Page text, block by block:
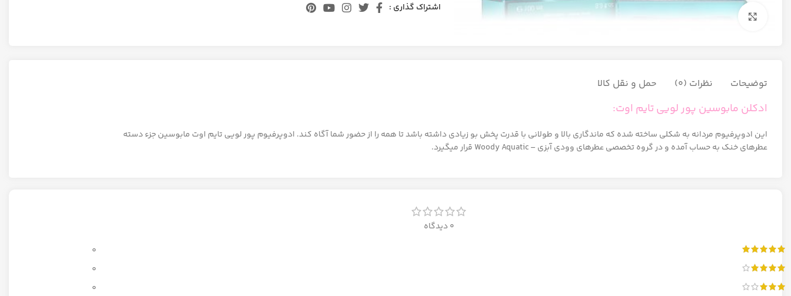
برای بزرگنمایی کلیک کنید
اشتراک گذاری :
توضیحات نظرات (0) حمل و نقل کالا
ادکلن مابوسین پور لویی تایم اوت:
این ادوپرفیوم مردانه به شکلی ساخته شده که ماندگاری بالا و طولانی با قدرت پخش بو زیادی داشته باشد تا همه را از حضور شما آگاه کند. ادوپرفیوم پور لویی تایم اوت مابوسین جزء دسته
عطرهای خنک به حساب آمده و در گروه تخصصی عطرهای وودی آبزی – Woody Aquatic قرار میگیرد.
0 دیدگاه
0
0
0